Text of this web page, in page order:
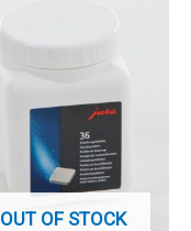
OUT OF STOCK